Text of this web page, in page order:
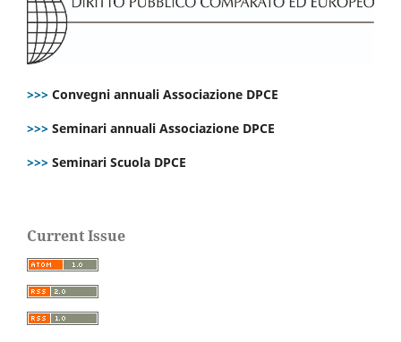
>>> Convegni annuali Associazione DPCE
>>> Seminari annuali Associazione DPCE
>>> Seminari Scuola DPCE
Current Issue